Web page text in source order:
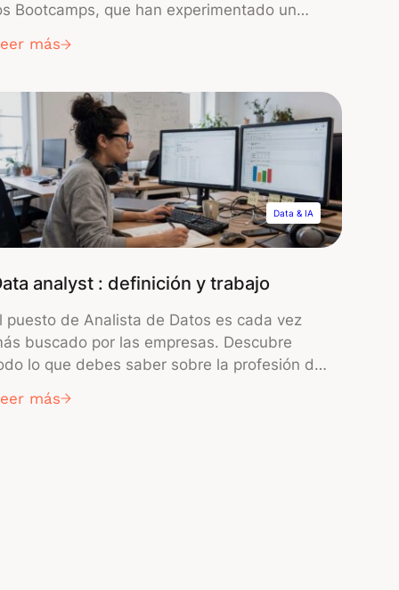
Bootcamps, que han experimentado un
de corta duración (por lo general de
diseñados para satisfacer las demandas y
del mercado. A diferencia de […]
más
Data & IA
analyst : definición y trabajo
puesto de Analista de Datos es cada vez
buscado por las empresas. Descubre
lo que debes saber sobre la profesión de
tareas, responsabilidades,
más